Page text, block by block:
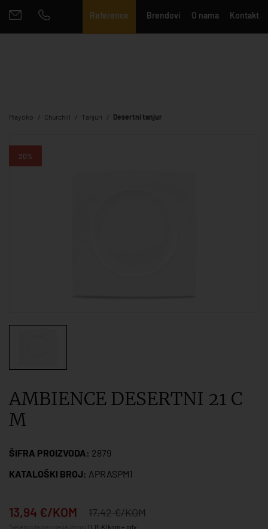
Reference Brendovi O nama Kontakt
Mayoko Churchill Tanjuri Desertni tanjur
20%
AMBIENCE DESERTNI 21 C
M
ŠIFRA PROIZVODA: 2879
KATALOŠKI BROJ: APRASPM1
13,94 €/KOM 17,42 €/KOM
11,15 €/kom + pdv